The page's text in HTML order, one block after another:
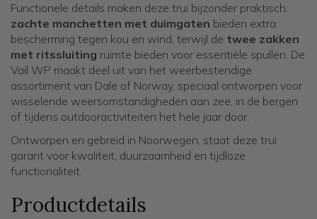
Functionele details maken deze trui bijzonder praktisch:
zachte manchetten met duimgaten bieden extra
bescherming tegen kou en wind, terwijl de twee zakken
met ritssluiting ruimte bieden voor essentiële spullen. De
Vail WP maakt deel uit van het weerbestendige
assortiment van Dale of Norway, speciaal ontworpen voor
wisselende weersomstandigheden aan zee, in de bergen
of tijdens outdooractiviteiten het hele jaar door.
Ontworpen en gebreid in Noorwegen, staat deze trui
garant voor kwaliteit, duurzaamheid en tijdloze
functionaliteit.
Productdetails